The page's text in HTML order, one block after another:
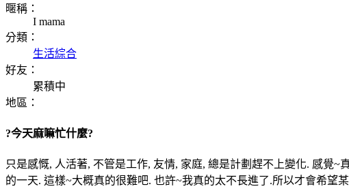
暱稱：
I mama
分類：
生活綜合
好友：
累積中
地區：
?今天麻嘛忙什麼?
只是感慨, 人活著, 不管是工作, 友情, 家庭, 總是計劃趕不上變化. 感覺
的一天. 這樣~大概真的很難吧. 也許~我真的太不長進了.所以才會希望